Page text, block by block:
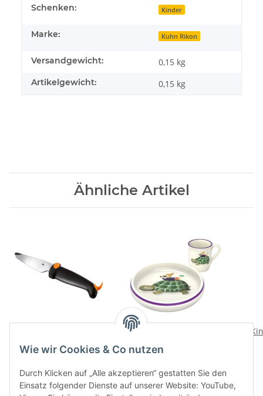
Schenken: Kinder
Marke: Kuhn Rikon
Versandgewicht: 0,15 kg
Artikelgewicht: 0,15 kg
Ähnliche Artikel
Hund gezackt
10,90 CHF*
Kinderset Schildkroete
69,00 CHF
Wie wir Cookies & Co nutzen
Durch Klicken auf „Alle akzeptieren“ gestatten Sie den
Einsatz folgender Dienste auf unserer Website: YouTube,